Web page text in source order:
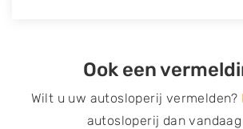
Ook een
Wilt u uw autosloperij vermelden?
autosloperij dan vandaag